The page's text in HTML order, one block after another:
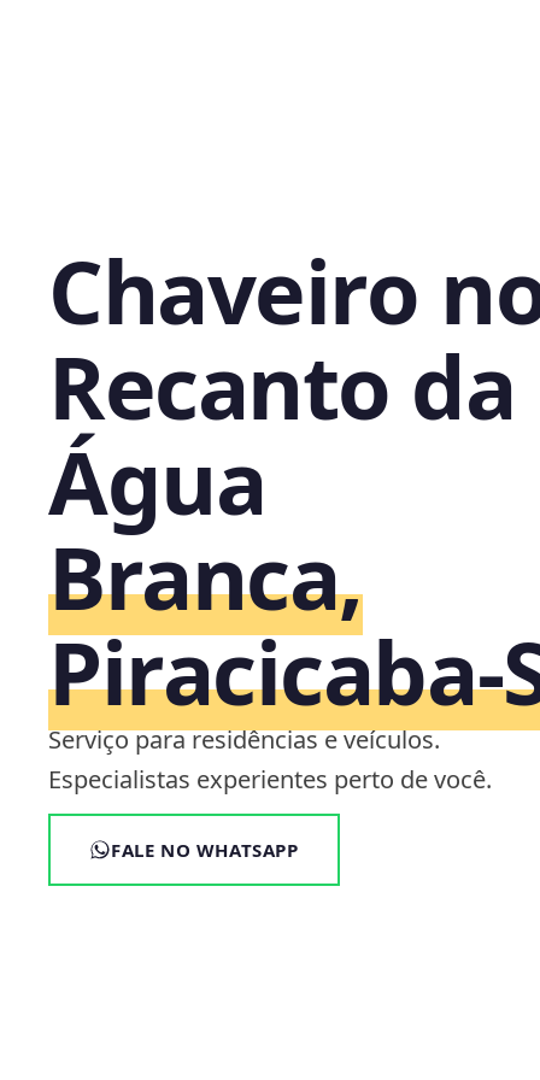
Chaveiro
Recanto da
Água
Branca,
Serviço para residências e veículos.
Especialistas experientes perto de você.
FALE NO WHATSAPP